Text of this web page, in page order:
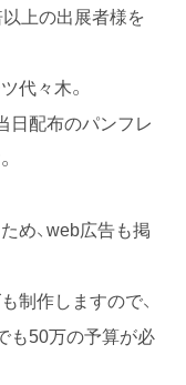
上の出展者様を
代々木。
日配布のパンフレ
め、web広告も掲
制作しますので、
も50万の予算が必